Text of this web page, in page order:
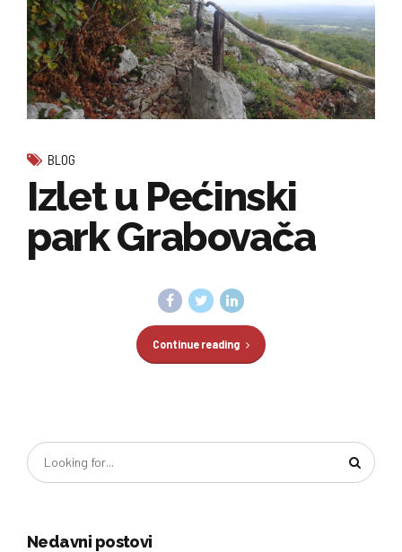
BLOG
Izlet u Pećinski
park Grabovača
Continue reading
Nedavni postovi